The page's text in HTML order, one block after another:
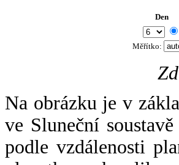
Den
Měřítko:
Na obrázku je v
ve Sluneční
podle vzdálenosti